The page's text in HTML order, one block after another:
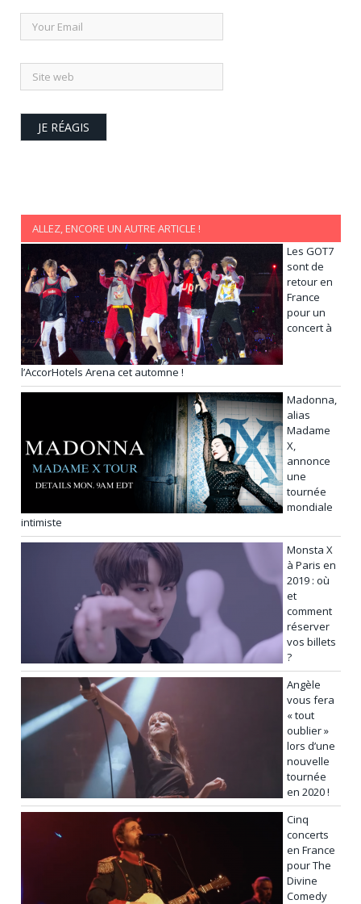
ALLEZ, ENCORE UN AUTRE ARTICLE !
Les GOT7
sont de
retour en
France
pour un
concert à
l’AccorHotels Arena cet automne !
Madonna,
alias
Madame
X,
annonce
une
tournée
mondiale
intimiste
Monsta X
à Paris en
2019 : où
et
comment
réserver
vos billets
?
Angèle
vous fera
« tout
oublier »
lors d’une
nouvelle
tournée
en 2020 !
Cinq
concerts
en France
pour The
Divine
Comedy